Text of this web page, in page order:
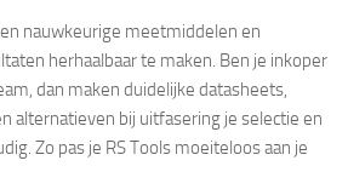
nauwkeurige meetmiddelen en
herhaalbaar te maken. Ben je inkoper
dan maken duidelijke datasheets,
alternatieven bij uitfasering je selectie en
Zo pas je RS Tools moeiteloos aan je